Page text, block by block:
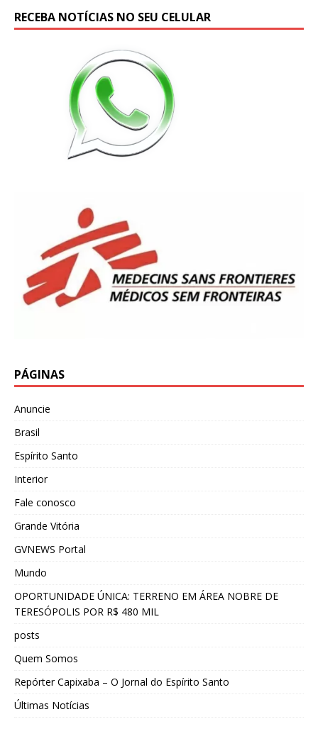
RECEBA NOTÍCIAS NO SEU CELULAR
PÁGINAS
Anuncie
Brasil
Espírito Santo
Interior
Fale conosco
Grande Vitória
GVNEWS Portal
Mundo
OPORTUNIDADE ÚNICA: TERRENO EM ÁREA NOBRE DE
TERESÓPOLIS POR R$ 480 MIL
posts
Quem Somos
Repórter Capixaba – O Jornal do Espírito Santo
Últimas Notícias